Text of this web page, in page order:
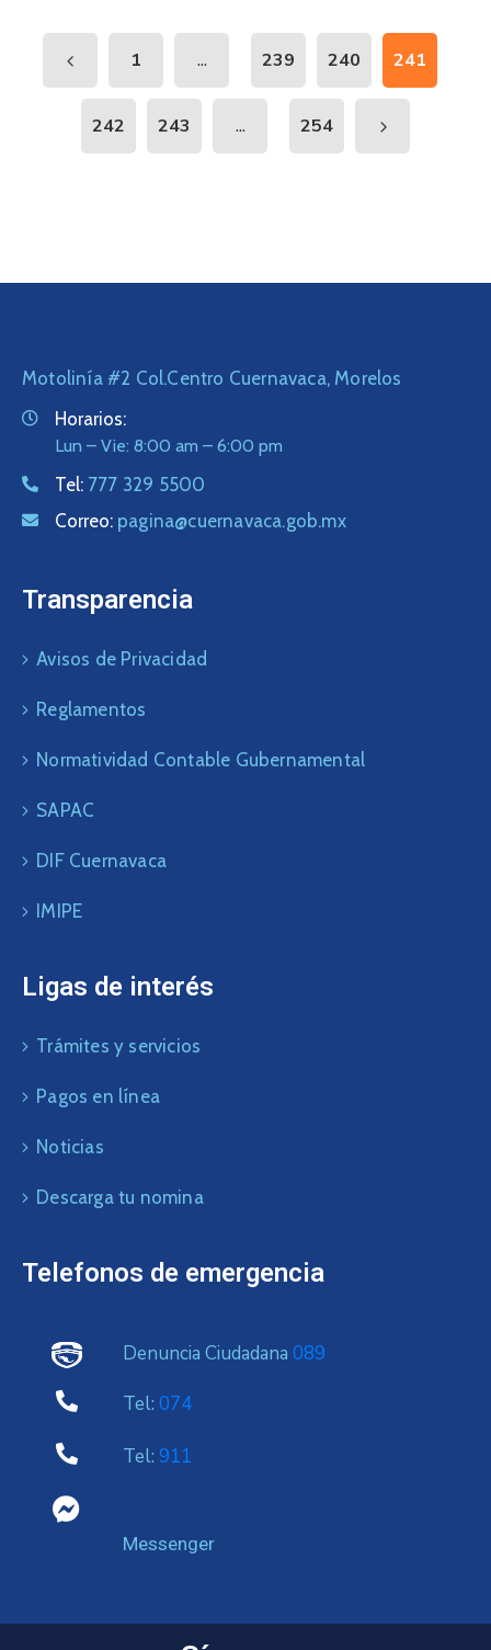
1 ... 239 240 241
242 243 ... 254
Motolinía #2 Col.Centro Cuernavaca, Morelos
Horarios:
Lun – Vie: 8:00 am – 6:00 pm
Tel: 777 329 5500
Correo: pagina@cuernavaca.gob.mx
Transparencia
Avisos de Privacidad
Reglamentos
Normatividad Contable Gubernamental
SAPAC
DIF Cuernavaca
IMIPE
Ligas de interés
Trámites y servicios
Pagos en línea
Noticias
Descarga tu nomina
Telefonos de emergencia
Denuncia Ciudadana 089
Tel: 074
Tel: 911
Messenger